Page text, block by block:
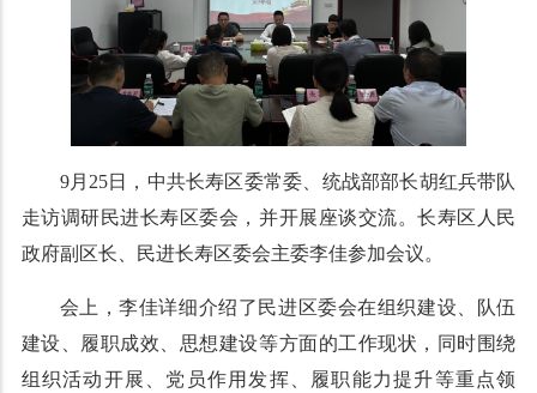
9月25日，中共长寿区委常委、统战部部长胡红兵带队
走访调研民进长寿区委会，并开展座谈交流。长寿区人民
政府副区长、民进长寿区委会主委李佳参加会议。
会上，李佳详细介绍了民进区委会在组织建设、队伍
建设、履职成效、思想建设等方面的工作现状，同时围绕
组织活动开展、党员作用发挥、履职能力提升等重点领